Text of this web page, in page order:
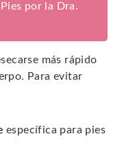
por la Dra.
más rápido
Para evitar
específica para pies